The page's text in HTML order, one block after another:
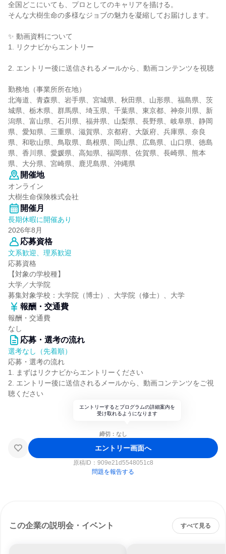
全国どこにいても、プロとしてのキャリアを描ける。
そんな大樹生命の多様なジョブの魅力を凝縮してお届けします。
✨ 動画資料について
1. リクナビからエントリー
2. エントリー後に送信されるメールから、動画コンテンツを視聴
勤務地（事業所所在地）
北海道、青森県、岩手県、宮城県、秋田県、山形県、福島県、茨
城県、栃木県、群馬県、埼玉県、千葉県、東京都、神奈川県、新
潟県、富山県、石川県、福井県、山梨県、長野県、岐阜県、静岡
県、愛知県、三重県、滋賀県、京都府、大阪府、兵庫県、奈良
県、和歌山県、鳥取県、島根県、岡山県、広島県、山口県、徳島
県、香川県、愛媛県、高知県、福岡県、佐賀県、長崎県、熊本
県、大分県、宮崎県、鹿児島県、沖縄県
開催地
オンライン
大樹生命保険株式会社
開催月
長期休暇に開催あり
2026年8月
応募資格
文系歓迎、理系歓迎
応募資格
【対象の学校種】
大学／大学院
募集対象学校：大学院（博士）、大学院（修士）、大学
報酬・交通費
報酬・交通費
なし
応募・選考の流れ
選考なし（先着順）
応募・選考の流れ
1. まずはリクナビからエントリーください
2. エントリー後に送信されるメールから、動画コンテンツをご視
聴ください
エントリーするとプログラムの詳細案内を
受け取れるようになります
締切：なし
エントリー画面へ
原稿ID： 909e21d5548051c8
問題を報告する
この企業の説明会・イベント すべて見る